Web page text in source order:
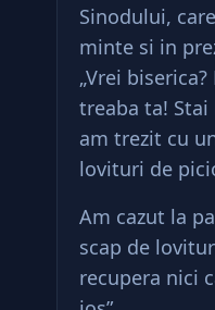
Sinodului,
minte si in
„Vrei
treaba ta! Stai
am trezit cu
lovituri de
Am cazut la
scap de
recupera nici